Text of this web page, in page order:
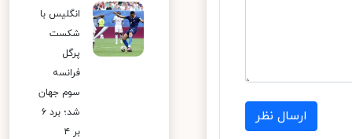
ارسال نظر
انگلیس با
شکست
پرگل
فرانسه
سوم جهان
شد؛ برد ۶
بر ۴